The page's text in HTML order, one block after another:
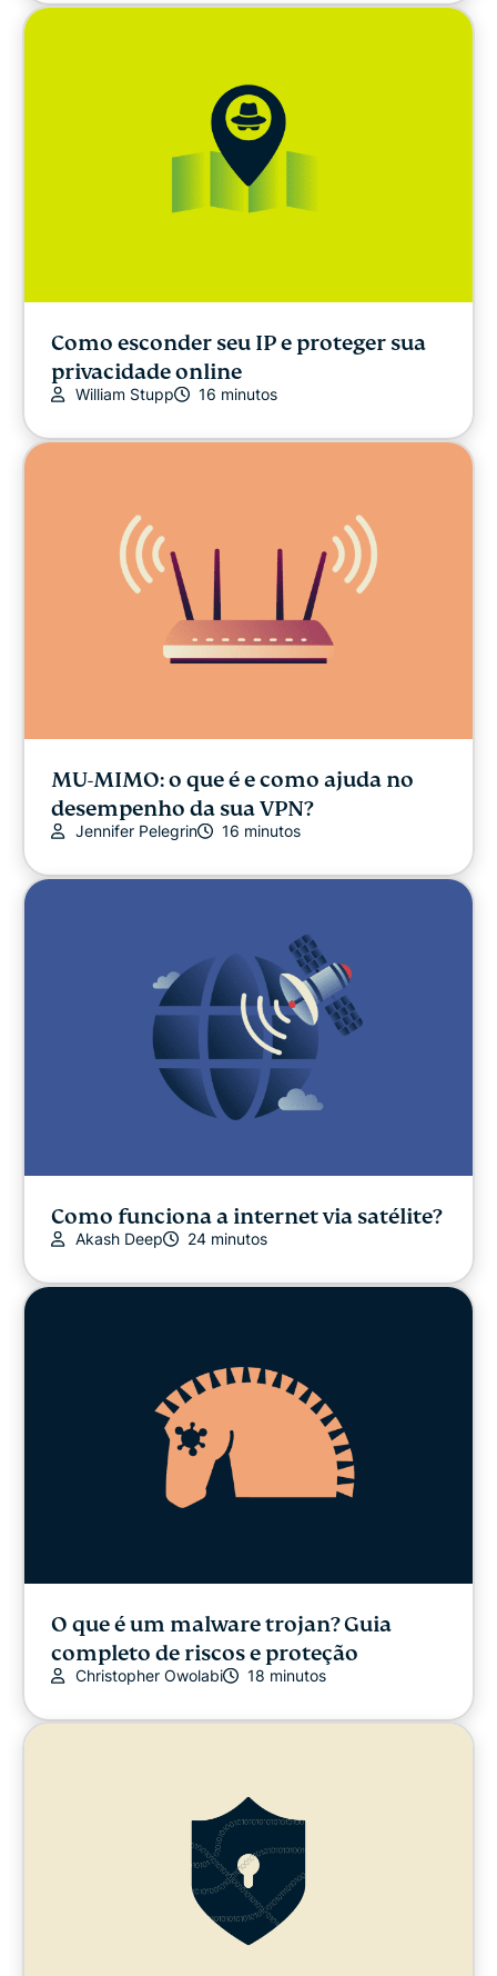
Como esconder seu IP e proteger sua
privacidade online
William Stupp 16 minutos
MU-MIMO: o que é e como ajuda no
desempenho da sua VPN?
Jennifer Pelegrin 16 minutos
Como funciona a internet via satélite?
Akash Deep 24 minutos
O que é um malware trojan? Guia
completo de riscos e proteção
Christopher Owolabi 18 minutos